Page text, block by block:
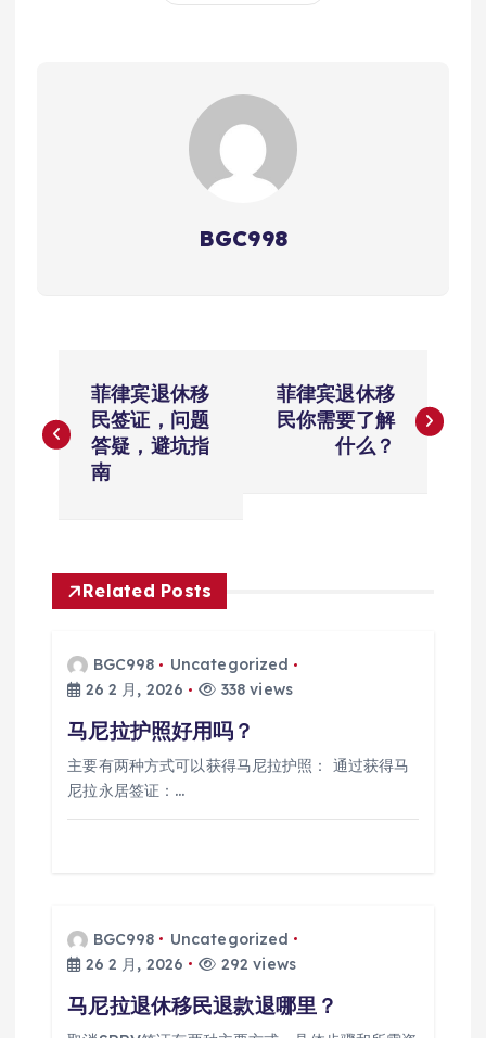
BGC998
章
菲律宾退休移
民签证，问题
答疑，避坑指
南
菲律宾退休移
民你需要了解
什么？
Related Posts
BGC998
Uncategorized
26 2 月, 2026
338 views
马尼拉护照好用吗？
主要有两种方式可以获得马尼拉护照： 通过获得马
尼拉永居签证：…
BGC998
Uncategorized
26 2 月, 2026
292 views
马尼拉退休移民退款退哪里？